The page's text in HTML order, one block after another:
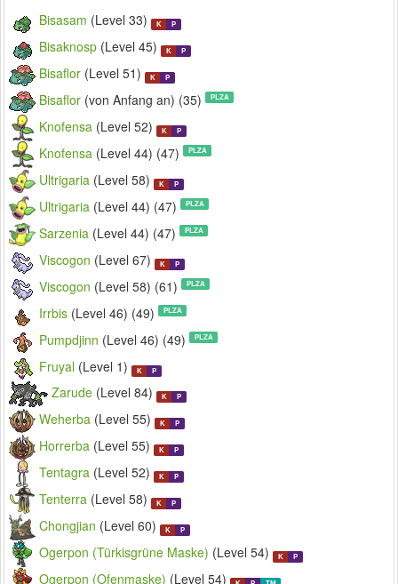
Bisasam (Level 33) K P
Bisaknosp (Level 45) K P
Bisaflor (Level 51) K P
Bisaflor (von Anfang an) (35) PLZA
Knofensa (Level 52) K P
Knofensa (Level 44) (47) PLZA
Ultrigaria (Level 58) K P
Ultrigaria (Level 44) (47) PLZA
Sarzenia (Level 44) (47) PLZA
Viscogon (Level 67) K P
Viscogon (Level 58) (61) PLZA
Irrbis (Level 46) (49) PLZA
Pumpdjinn (Level 46) (49) PLZA
Fruyal (Level 1) K P
Zarude (Level 84) K P
Weherba (Level 55) K P
Horrerba (Level 55) K P
Tentagra (Level 52) K P
Tenterra (Level 58) K P
Chongjian (Level 60) K P
Ogerpon (Türkisgrüne Maske) (Level 54) K P
Ogerpon (Ofenmaske) (Level 54)